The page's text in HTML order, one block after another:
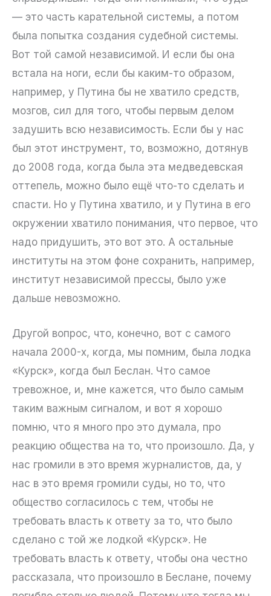
— это часть карательной системы, а потом
была попытка создания судебной системы.
Вот той самой независимой. И если бы она
встала на ноги, если бы каким-то образом,
например, у Путина бы не хватило средств,
мозгов, сил для того, чтобы первым делом
задушить всю независимость. Если бы у нас
был этот инструмент, то, возможно, дотянув
до 2008 года, когда была эта медведевская
оттепель, можно было ещё что-то сделать и
спасти. Но у Путина хватило, и у Путина в его
окружении хватило понимания, что первое, что
надо придушить, это вот это. А остальные
институты на этом фоне сохранить, например,
институт независимой прессы, было уже
дальше невозможно.
Другой вопрос, что, конечно, вот с самого
начала 2000-х, когда, мы помним, была лодка
«Курск», когда был Беслан. Что самое
тревожное, и, мне кажется, что было самым
таким важным сигналом, и вот я хорошо
помню, что я много про это думала, про
реакцию общества на то, что произошло. Да, у
нас громили в это время журналистов, да, у
нас в это время громили суды, но то, что
общество согласилось с тем, чтобы не
требовать власть к ответу за то, что было
сделано с той же лодкой «Курск». Не
требовать власть к ответу, чтобы она честно
рассказала, что произошло в Беслане, почему